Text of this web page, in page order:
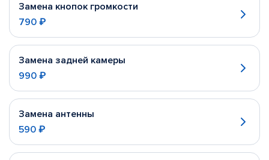
Замена кнопок громкости
790 ₽
Замена задней камеры
990 ₽
Замена антенны
590 ₽